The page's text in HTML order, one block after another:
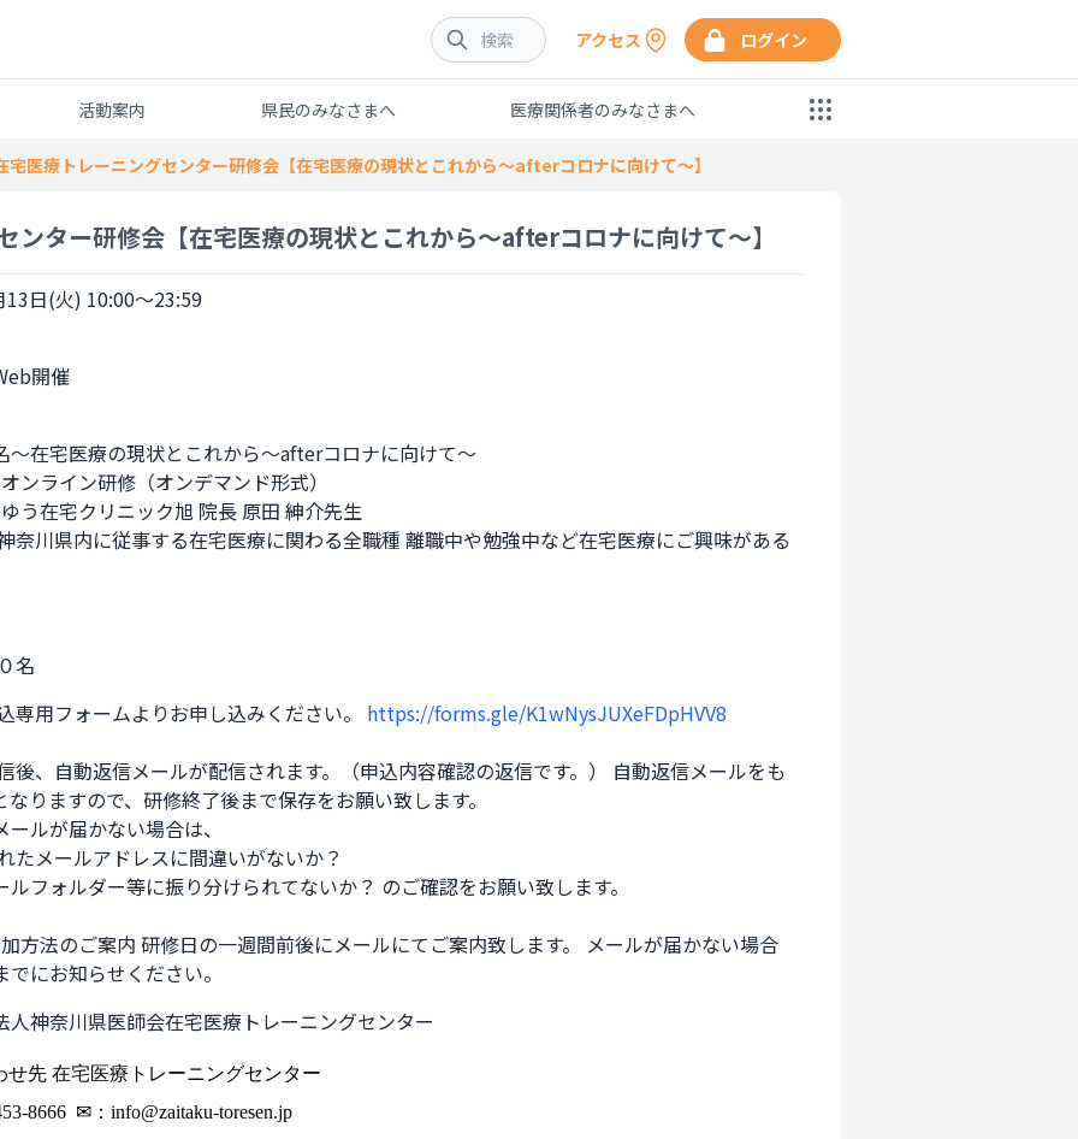
アクセス ログイン
活動案内 県民のみなさまへ 医療関係者のみなさまへ
宅医療トレーニングセンター研修会【在宅医療の現状とこれから～afterコロナに向けて～】
ンター研修会【在宅医療の現状とこれから～afterコロナに向けて～】
日(火) 10:00～23:59
在宅医療の現状とこれから～afterコロナに向けて～
ンライン研修（オンデマンド形式）
う在宅クリニック旭 院長 原田 紳介先生
奈川県内に従事する在宅医療に関わる全職種 離職中や勉強中など在宅医療にご興味がある
名
用フォームよりお申し込みください。 https://forms.gle/K1wNysJUXeFDpHVV8
後、自動返信メールが配信されます。（申込内容確認の返信です。） 自動返信メールをも
なりますので、研修終了後まで保存をお願い致します。
ルが届かない場合は、
ルフォルダー等に振り分けられてないか？ のご確認をお願い致します。
にお知らせください。
人神奈川県医師会在宅医療トレーニングセンター
せ先 在宅医療トレーニングセンター
8666 ✉：info@zaitaku-toresen.jp